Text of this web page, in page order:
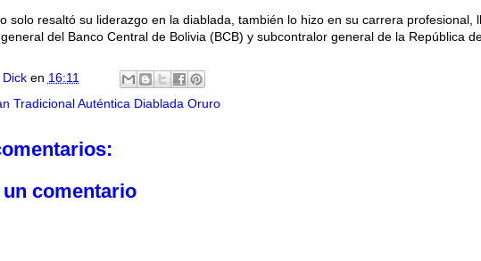
solo resaltó su liderazgo en la diablada, también lo hizo en su carrera profesional,
del Banco Central de Bolivia (BCB) y subcontralor general de la República de
Dick en 16:11
Tradicional Auténtica Diablada Oruro
comentario